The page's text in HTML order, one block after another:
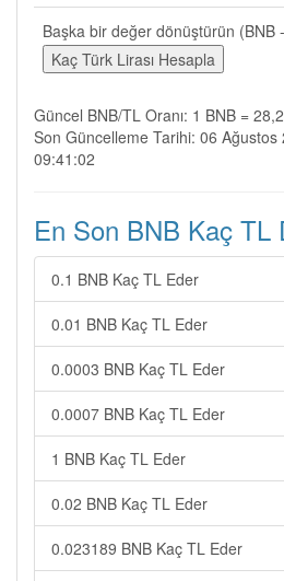
Başka bir değer dönüştürün (BNB
Güncel BNB/TL Oranı: 1 BNB =
Son Güncelleme Tarihi: 06
09:41:02
En Son BNB Kaç TL
0.1 BNB Kaç TL Eder
0.01 BNB Kaç TL Eder
0.0003 BNB Kaç TL Eder
0.0007 BNB Kaç TL Eder
1 BNB Kaç TL Eder
0.02 BNB Kaç TL Eder
0.023189 BNB Kaç TL Eder